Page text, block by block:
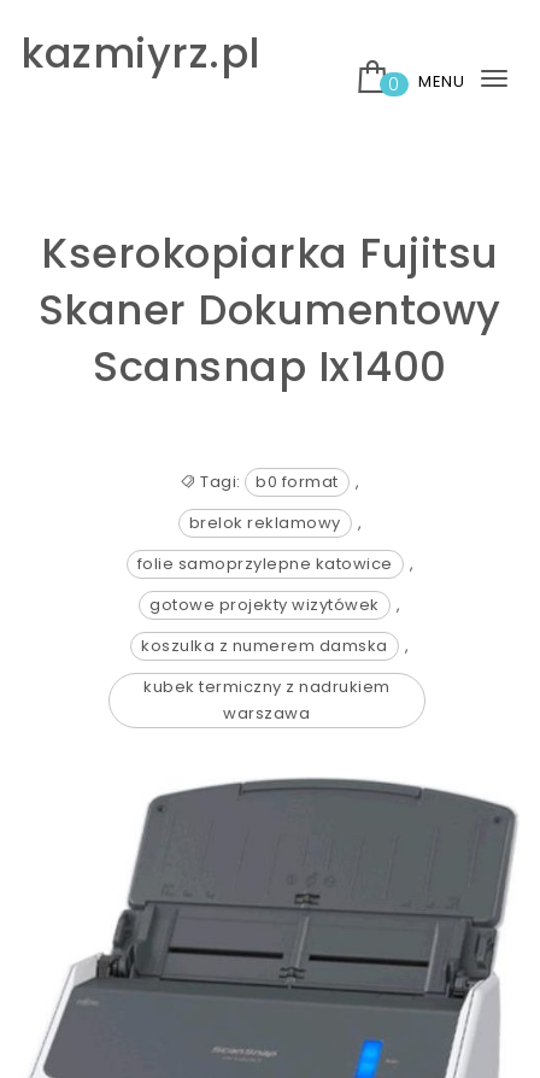
kazmiyrz.pl
0 MENU
Kserokopiarka Fujitsu
Skaner Dokumentowy
Scansnap Ix1400
Tagi: b0 format
,
brelok reklamowy
,
folie samoprzylepne katowice
,
gotowe projekty wizytówek
,
koszulka z numerem damska
,
kubek termiczny z nadrukiem
warszawa